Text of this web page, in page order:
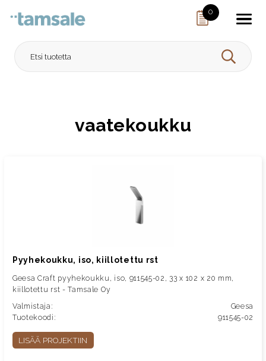
0
HAE
vaatekoukku
Pyyhekoukku, iso, kiillotettu rst
Geesa Craft pyyhekoukku, iso, 911545-02, 33 x 102 x 20 mm,
kiillotettu rst - Tamsale Oy
Valmistaja:
Geesa
Tuotekoodi:
911545-02
LISÄÄ PROJEKTIIN